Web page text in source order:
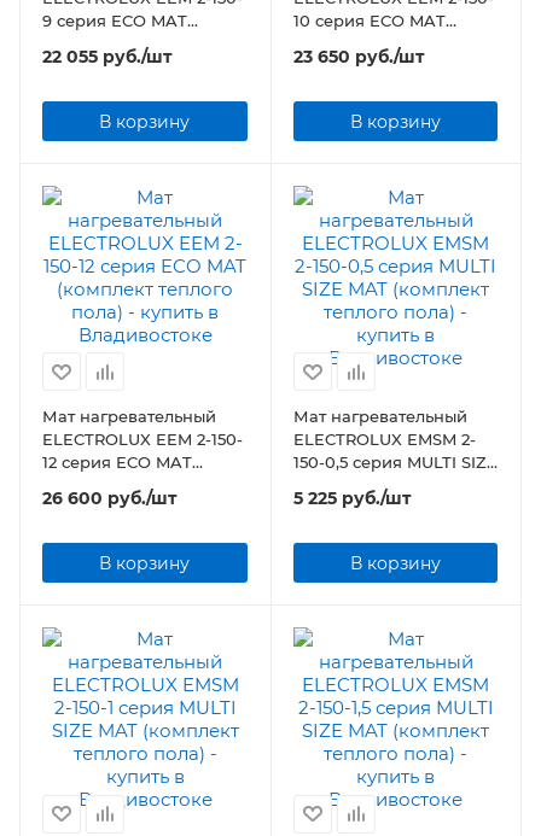
9 серия ECO MAT
(комплект теплого пола)
22 055 руб./шт
В корзину
10 серия ECO MAT
(комплект теплого пола)
23 650 руб./шт
В корзину
Мат нагревательный
ELECTROLUX EEM 2-150-
12 серия ECO MAT
(комплект теплого пола)
26 600 руб./шт
В корзину
Мат нагревательный
ELECTROLUX EMSM 2-
150-0,5 серия MULTI SIZE
MAT (комплект теплого
пола)
5 225руб./шт
В корзину